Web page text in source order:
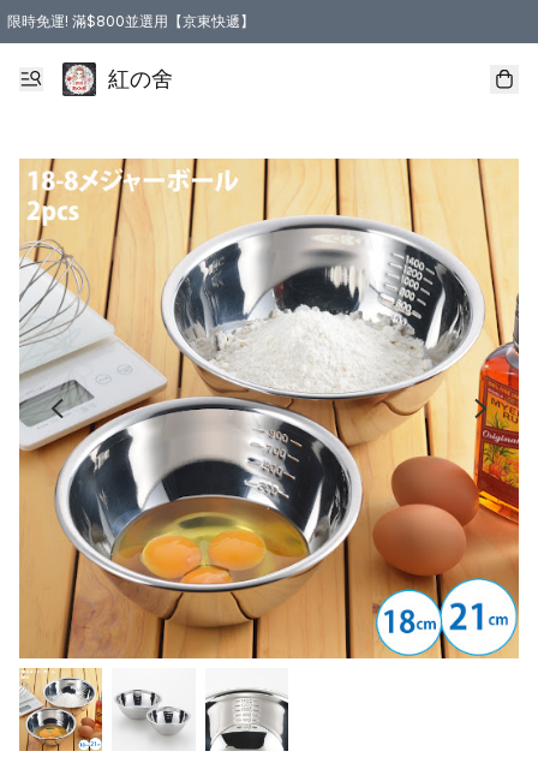
限時免運! 滿$800並選用【京東快遞】
紅の舍